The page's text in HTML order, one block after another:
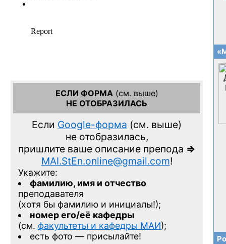
ЕСЛИ ФОРМА(см. выше)
НЕ ОТОБРАЗИЛАСЬ
Если Google-форма (см. выше)
не отобразилась,
пришлите ваше описание препода =>
MAI.StEn.online@gmail.com!
Укажите:
фамилию, имя и отчество
преподавателя
(хотя бы фамилию и инициалы!);
номер его/её кафедры
(см. факультеты и кафедры МАИ);
есть фото — присылайте!